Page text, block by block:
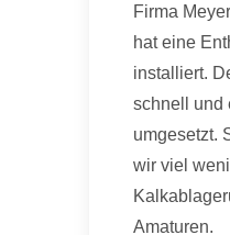
Firma
hat eine
installiert.
schnell und
umgesetzt.
wir viel
Amaturen.